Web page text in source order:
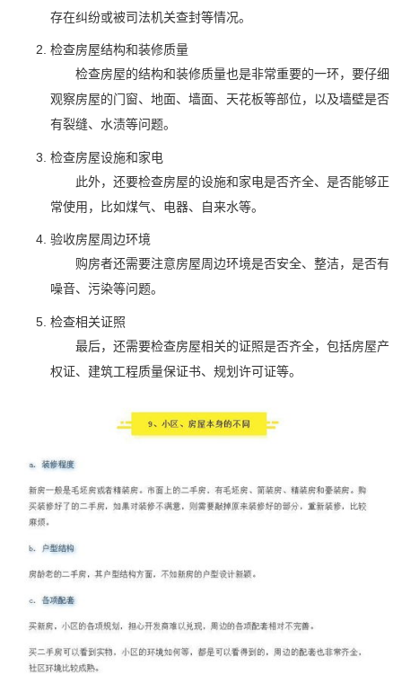
存在纠纷或被司法机关查封等情况。
检查房屋结构和装修质量
检查房屋的结构和装修质量也是非常重要的一环，要仔细
观察房屋的门窗、地面、墙面、天花板等部位，以及墙壁是否
有裂缝、水渍等问题。
检查房屋设施和家电
此外，还要检查房屋的设施和家电是否齐全、是否能够正
常使用，比如煤气、电器、自来水等。
验收房屋周边环境
购房者还需要注意房屋周边环境是否安全、整洁，是否有
噪音、污染等问题。
检查相关证照
最后，还需要检查房屋相关的证照是否齐全，包括房屋产
权证、建筑工程质量保证书、规划许可证等。